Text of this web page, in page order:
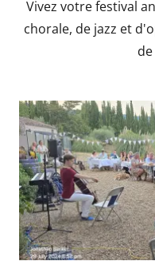
Vivez votre festival
chorale, de jazz et